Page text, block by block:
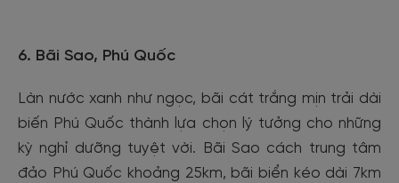
6. Bãi Sao, Phú Quốc
Làn nước xanh như ngọc, bãi cát trắng mịn trải dài
biến Phú Quốc thành lựa chọn lý tưởng cho những
kỳ nghỉ dưỡng tuyệt vời. Bãi Sao cách trung tâm
đảo Phú Quốc khoảng 25km, bãi biển kéo dài 7km